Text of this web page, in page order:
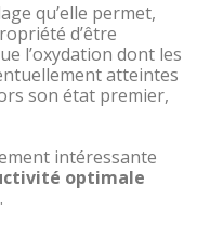
qu’elle permet,
d’être
l’oxydation dont les
atteintes
son état premier,
intéressante
optimale
.